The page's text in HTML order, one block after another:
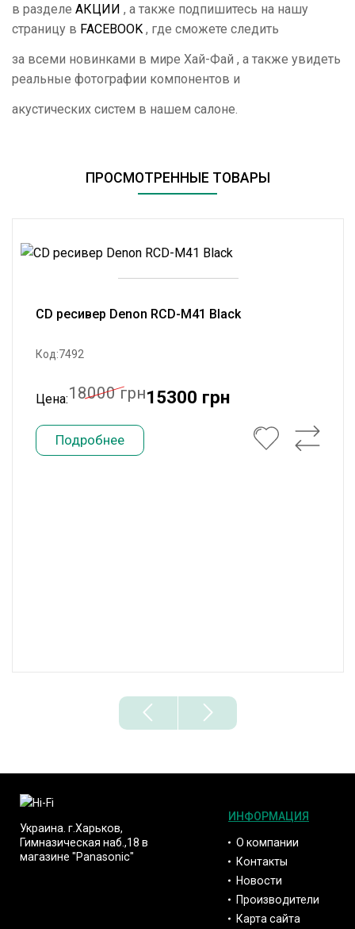
в разделе АКЦИИ , а также подпишитесь на нашу
страницу в FACEBOOK , где сможете следить
за всеми новинками в мире Хай-Фай , а также увидеть
реальные фотографии компонентов и
акустических систем в нашем салоне.
ПРОСМОТРЕННЫЕ ТОВАРЫ
CD ресивер Denon RCD-M41 Black
Код:7492
Цена:18000 грн15300 грн
Подробнее
Украина. г.Харьков,
Гимназическая наб.,18 в
магазине "Panasonic"
ИНФОРМАЦИЯ
О компании
Контакты
Новости
Производители
Карта сайта